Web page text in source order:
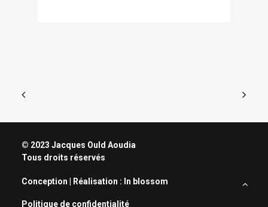
© 2023 Jacques Ould Aoudia
Tous droits réservés
Conception | Réalisation : In blossom
Politique de confidentialité